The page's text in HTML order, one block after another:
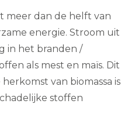
meer dan de helft van
energie. Stroom uit
in het branden /
als mest en maïs. Dit
van biomassa is
stoffen